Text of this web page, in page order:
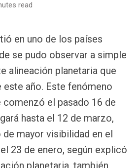
read
en uno de los países
se pudo observar a simple
alineación planetaria que
año. Este fenómeno
el pasado 16 de
hasta el 12 de marzo,
mayor visibilidad en el
23 de enero, según explicó
planetaria, también